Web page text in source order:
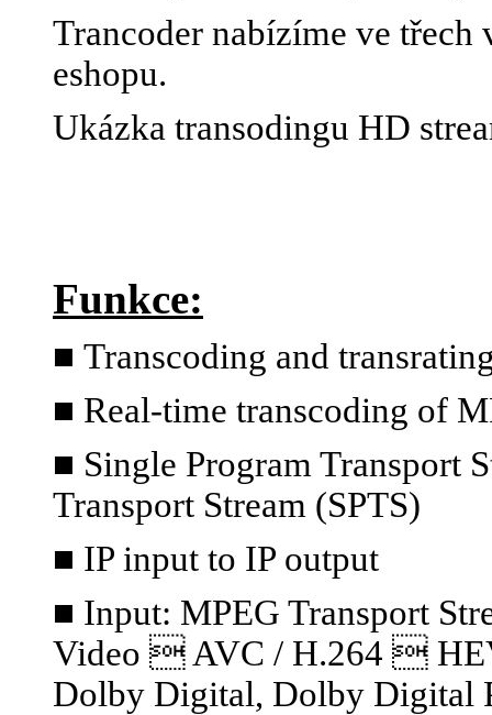
Trancoder nabízíme ve třech
eshopu.
Ukázka transodingu HD
Funkce:
■ Transcoding and
■ Real-time transcoding of
■ Single Program Transport
Transport Stream (SPTS)
■ IP input to IP output
■ Input: MPEG Transport
Video  AVC / H.264 
Dolby Digital, Dolby Digital